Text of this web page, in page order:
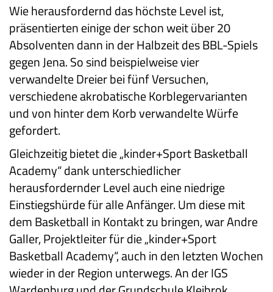
Wie herausfordernd das höchste Level ist,
präsentierten einige der schon weit über 20
Absolventen dann in der Halbzeit des BBL-Spiels
gegen Jena. So sind beispielweise vier
verwandelte Dreier bei fünf Versuchen,
verschiedene akrobatische Korblegervarianten
und von hinter dem Korb verwandelte Würfe
gefordert.
Gleichzeitig bietet die „kinder+Sport Basketball
Academy“ dank unterschiedlicher
herausfordernder Level auch eine niedrige
Einstiegshürde für alle Anfänger. Um diese mit
dem Basketball in Kontakt zu bringen, war Andre
Galler, Projektleiter für die „kinder+Sport
Basketball Academy“, auch in den letzten Wochen
wieder in der Region unterwegs. An der IGS